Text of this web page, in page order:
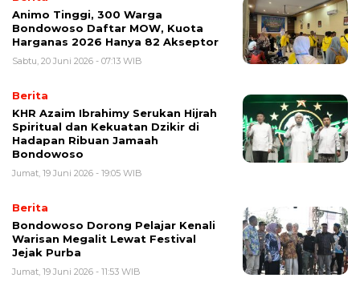
Animo Tinggi, 300 Warga
Bondowoso Daftar MOW, Kuota
Harganas 2026 Hanya 82 Akseptor
Sabtu, 20 Juni 2026 - 07:13 WIB
Berita
KHR Azaim Ibrahimy Serukan Hijrah
Spiritual dan Kekuatan Dzikir di
Hadapan Ribuan Jamaah
Bondowoso
Jumat, 19 Juni 2026 - 19:05 WIB
Berita
Bondowoso Dorong Pelajar Kenali
Warisan Megalit Lewat Festival
Jejak Purba
Jumat, 19 Juni 2026 - 11:53 WIB